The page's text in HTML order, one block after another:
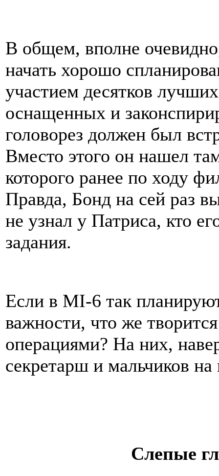
В общем, вполне
начать хорошо
участием десятков
оснащенных и
головорез должен был
Вместо этого он нашел
которого ранее по ходу
Правда, Бонд на сей раз
не узнал у Патриса, кто
задания.
Если в MI-6 так
важности, что же
операциями? На них,
секретарш и мальчиков
Слепые